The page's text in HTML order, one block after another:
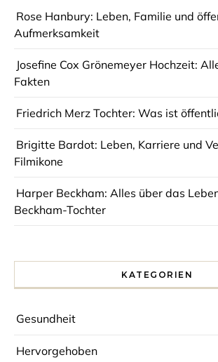
Rose Hanbury: Leben, Familie und
Aufmerksamkeit
Josefine Cox Grönemeyer Hochzeit:
Fakten
Friedrich Merz Tochter: Was ist
Brigitte Bardot: Leben, Karriere und
Filmikone
Harper Beckham: Alles über das
Beckham-Tochter
KATEGORIEN
Gesundheit
Hervorgehoben